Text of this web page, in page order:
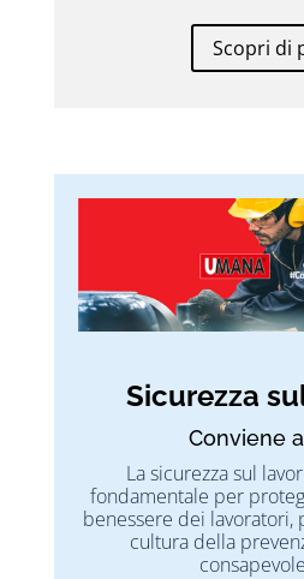
Scopri di
Sicurezza
Conviene
La sicurezza sul
fondamentale per
benessere dei lavoratori,
cultura della